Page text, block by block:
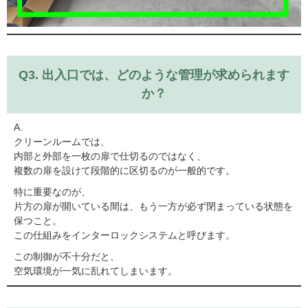
Q3. 出入口では、どのような管理が求められます
か？
A.
クリーンルームでは、
内部と外部を一枚の扉で仕切るのではなく、
複数の扉を設けて段階的に区切るのが一般的です。
特に重要なのが、
片方の扉が開いている間は、もう一方が必ず閉まっている状態を
保つこと。
この仕組みをインターロックシステムと呼びます。
この制御が不十分だと、
空気環境が一気に乱れてしまいます。